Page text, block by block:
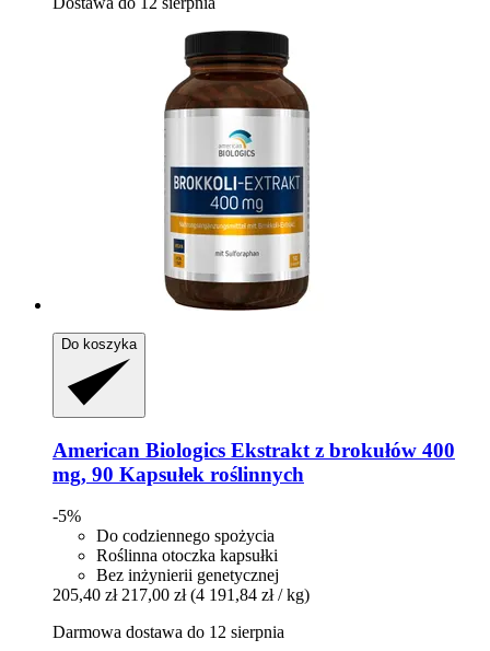
Do koszyka
American Biologics Ekstrakt z brokułów 400
mg, 90 Kapsułek roślinnych
-5%
Do codziennego spożycia
Roślinna otoczka kapsułki
Bez inżynierii genetycznej
205,40 zł 217,00 zł (4 191,84 zł / kg)
Darmowa dostawa do 12 sierpnia